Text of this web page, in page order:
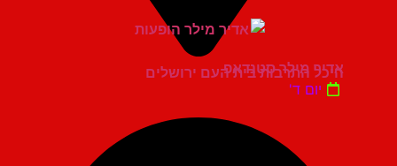
היכל התרבות בית העם ירושלים
אדיר מילר סטנדאפ
יום ד'